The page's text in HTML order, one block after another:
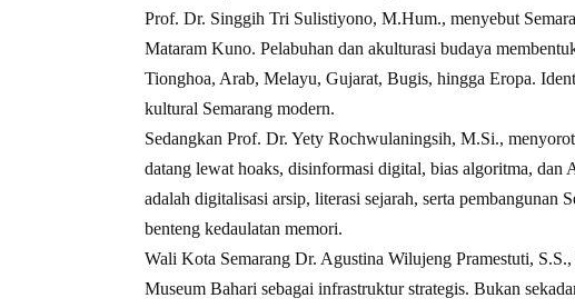
Prof. Dr. Singgih Tri Sulistiyono, M.Hum., menyebut
Mataram Kuno. Pelabuhan dan akulturasi budaya
Tionghoa, Arab, Melayu, Gujarat, Bugis, hingga Eropa.
kultural Semarang modern.
Sedangkan Prof. Dr. Yety Rochwulaningsih, M.Si.,
datang lewat hoaks, disinformasi digital, bias algoritma,
adalah digitalisasi arsip, literasi sejarah, serta pembangunan
benteng kedaulatan memori.
Wali Kota Semarang Dr. Agustina Wilujeng Pramestuti,
Museum Bahari sebagai infrastruktur strategis. Bukan